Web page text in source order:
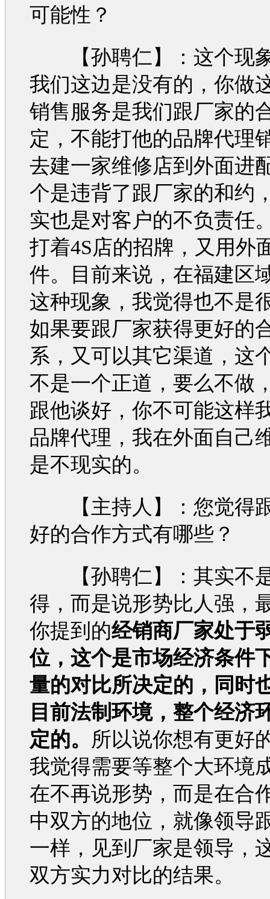
可能性？
【孙聘仁】：这个现
我们这边是没有的，你做
销售服务是我们跟厂家的
定，不能打他的品牌代理
去建一家维修店到外面进
个是违背了跟厂家的和约
实也是对客户的不负责任
打着4S店的招牌，又用外
件。目前来说，在福建区
这种现象，我觉得也不是
如果要跟厂家获得更好的
系，又可以其它渠道，这
不是一个正道，要么不做
跟他谈好，你不可能这样
品牌代理，我在外面自己
是不现实的。
【主持人】：您觉得
好的合作方式有哪些？
【孙聘仁】：其实不
得，而是说形势比人强，
你提到的经销商厂家处于
位，这个是市场经济条件
量的对比所决定的，同时
目前法制环境，整个经济
定的。 所以说你想有更好
我觉得需要等整个大环境
在不再说形势，而是在合
中双方的地位，就像领导
一样，见到厂家是领导，
双方实力对比的结果。